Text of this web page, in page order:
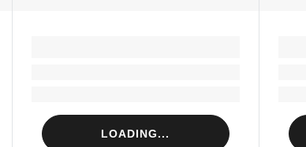
LOADING...